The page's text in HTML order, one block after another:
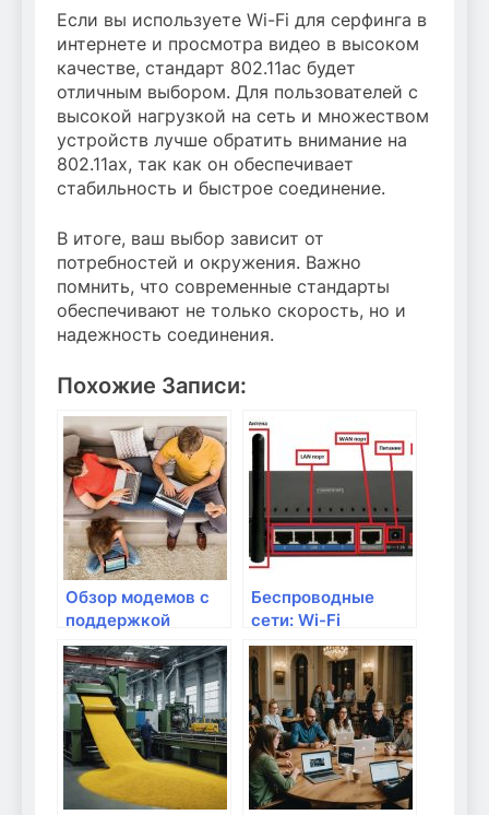
Если вы используете Wi-Fi для серфинга в
интернете и просмотра видео в высоком
качестве, стандарт 802.11ac будет
отличным выбором. Для пользователей с
высокой нагрузкой на сеть и множеством
устройств лучше обратить внимание на
802.11ax, так как он обеспечивает
стабильность и быстрое соединение.
В итоге, ваш выбор зависит от
потребностей и окружения. Важно
помнить, что современные стандарты
обеспечивают не только скорость, но и
надежность соединения.
Похожие Записи:
Обзор модемов с
поддержкой
новейших
стандартов связи
Беспроводные
сети: Wi-Fi
стандарты и их
преимущества